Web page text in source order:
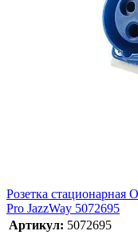
Розетка
Pro JazzWay 5072695
Артикул: 5072695